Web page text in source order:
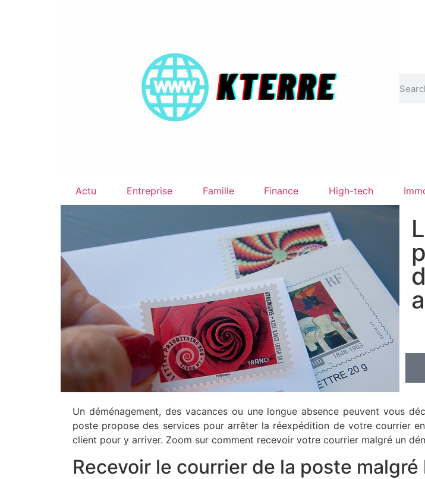
Actu Entreprise Famille Finance High-tech
Un déménagement, des vacances ou une longue absence peuvent vous
poste propose des services pour arrêter la réexpédition de votre courrier
client pour y arriver. Zoom sur comment recevoir votre courrier malgré un
Recevoir le courrier de la poste malgré